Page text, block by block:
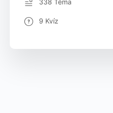
9 Kvíz